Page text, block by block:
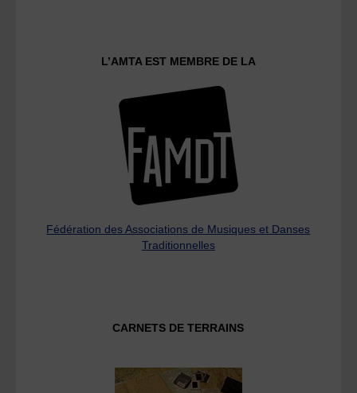
L’AMTA EST MEMBRE DE LA
Fédération des Associations de Musiques et Danses
Traditionnelles
CARNETS DE TERRAINS